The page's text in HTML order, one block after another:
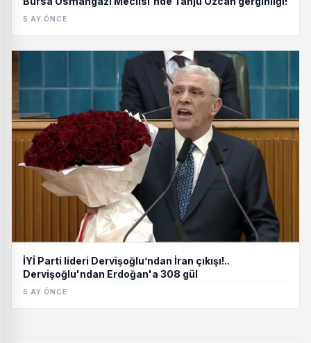
5 AY ÖNCE
İYİ Parti lideri Dervişoğlu’ndan İran çıkışı!..
Dervişoğlu'ndan Erdoğan'a 308 gül
5 AY ÖNCE